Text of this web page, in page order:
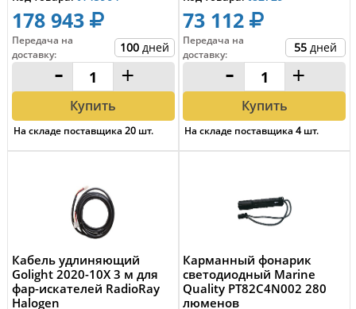
178 943
Передача на
доставку: 100 дней
- +
Купить
На складе поставщика 20 шт.
73 112
Передача на
доставку: 55 дней
- +
Купить
На складе поставщика4шт.
Кабель удлиняющий
Golight 2020-10X 3 м для
фар-искателей RadioRay
Halogen
Карманный фонарик
светодиодный Marine
Quality PT82C4N002 280
люменов